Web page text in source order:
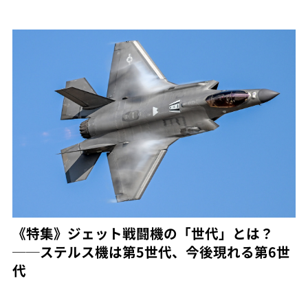
《特集》ジェット戦闘機の「世代」とは？
──ステルス機は第5世代、今後現れる第6世
代